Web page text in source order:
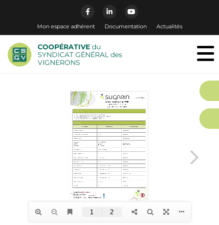
Mon espace adhérent Documentation Actualités
COOPÉRATIVE du
SYNDICAT GÉNÉRAL des
VIGNERONS